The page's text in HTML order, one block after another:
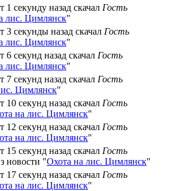
секунду назад скачал Гость
лис. Цимлянск"
3 секунды назад скачал Гость
лис. Цимлянск"
6 секунд назад скачал Гость
лис. Цимлянск"
7 секунд назад скачал Гость
Цимлянск"
секунд назад скачал Гость
на лис. Цимлянск"
секунд назад скачал Гость
на лис. Цимлянск"
секунд назад скачал Гость
новости "Охота на лис. Цимлянск"
секунд назад скачал Гость
на лис. Цимлянск"